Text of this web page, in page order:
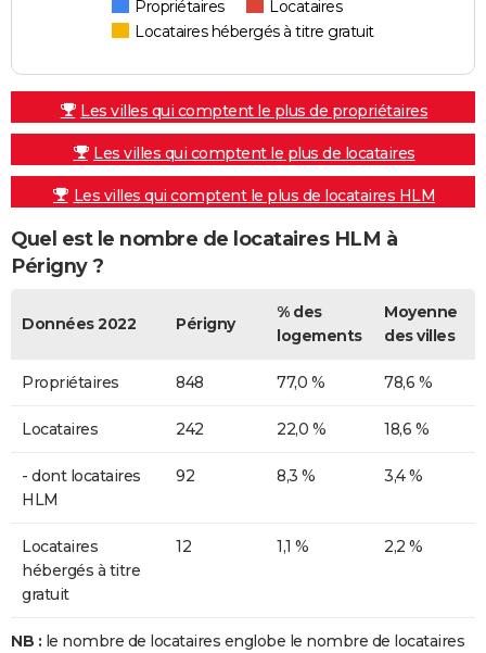
Propriétaires
Locataires
Locataires hébergés à titre gratuit
Les villes qui comptent le plus de propriétaires
Les villes qui comptent le plus de locataires
Les villes qui comptent le plus de locataires HLM
Quel est le nombre de locataires HLM à
Périgny ?
Données 2022 Périgny
% des
logements
Moyenne
des villes
Propriétaires 848 77,0 % 78,6 %
Locataires 242 22,0 % 18,6 %
- dont locataires
HLM
92 8,3 % 3,4 %
Locataires
hébergés à titre
gratuit
12 1,1 % 2,2 %
NB : le nombre de locataires englobe le nombre de locataires